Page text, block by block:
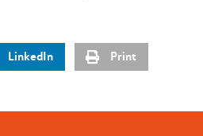
LinkedIn Print